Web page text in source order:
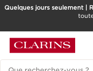
ALLER AU CONTENU
Quelques jours seulement |
Historique des recherches